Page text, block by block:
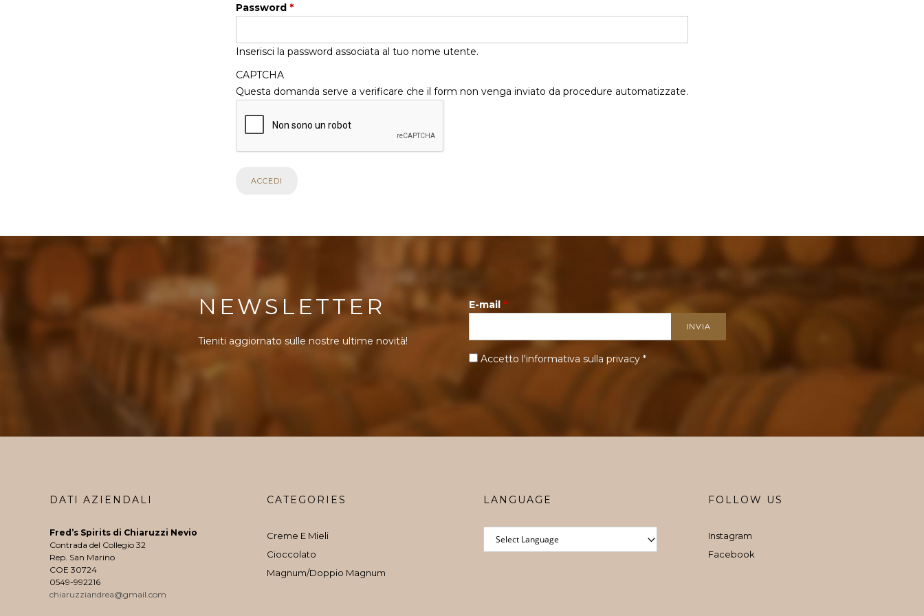
Password *
Inserisci la password associata al tuo nome utente.
CAPTCHA
Questa domanda serve a verificare che il form non venga inviato da procedure automatizzate.
NEWSLETTER
Tieniti aggiornato sulle nostre ultime novità!
E-mail *
Accetto l'informativa sulla privacy *
DATI AZIENDALI
Fred’s Spirits di Chiaruzzi Nevio
Contrada del Collegio 32
Rep. San Marino
COE 30724
0549-992216
chiaruzziandrea@gmail.com
CATEGORIES
Creme E Mieli
Cioccolato
Magnum/Doppio Magnum
FOLLOW US
Instagram
Facebook
LANGUAGE